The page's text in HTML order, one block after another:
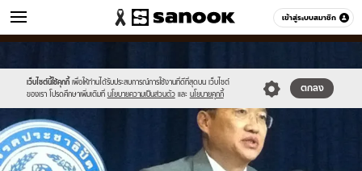
เข้าสู่ระบบสมาชิก
ข่าว หมวดอื่นๆ
เว็บไซต์นี้ใช้คุกกี้ เพื่อให้ท่านได้รับประสบการณ์การใช้งานที่ดีที่สุดบน เว็บไซต์
ของเรา โปรดศึกษาเพิ่มเติมที่ นโยบายความเป็นส่วนตัว และ นโยบายคุกกี้
ตกลง
new-
sanook.png
01.jpg